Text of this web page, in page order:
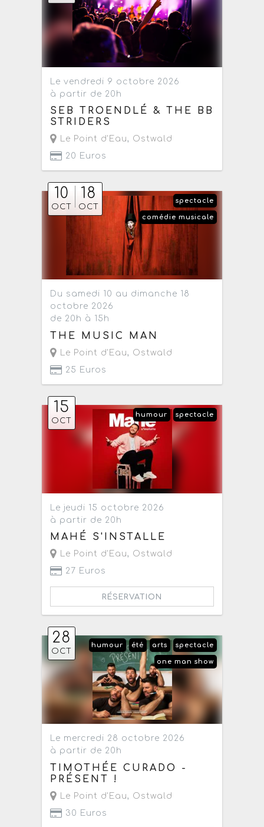
Le vendredi 9 octobre 2026
à partir de 20h
SEB TROENDLÉ & THE BB
STRIDERS
Le Point d'Eau, Ostwald
20 Euros
10
OCT
18
OCT
spectacle
comédie musicale
Du samedi 10 au dimanche 18
octobre 2026
de 20h à 15h
THE MUSIC MAN
Le Point d'Eau, Ostwald
25 Euros
15
OCT
spectacle
humour
Le jeudi 15 octobre 2026
à partir de 20h
MAHÉ S'INSTALLE
Le Point d'Eau, Ostwald
27 Euros
RÉSERVATION
28
OCT
spectacle
arts
été
humour
one man show
Le mercredi 28 octobre 2026
à partir de 20h
TIMOTHÉE CURADO -
PRÉSENT !
Le Point d'Eau, Ostwald
30 Euros